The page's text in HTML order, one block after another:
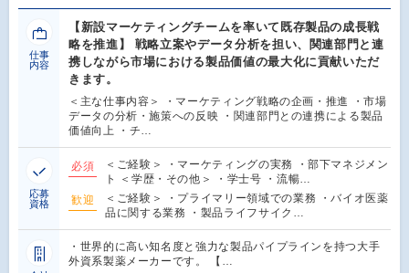
仕事
内容
【新設マーケティングチームを率いて既存製品の成長戦
略を推進】 戦略立案やデータ分析を担い、関連部門と連
携しながら市場における製品価値の最大化に貢献いただ
きます。
＜主な仕事内容＞ ・マーケティング戦略の企画・推進 ・市場
データの分析・施策への反映 ・関連部門との連携による製品
価値向上 ・チ…
応募
資格
必須
＜ご経験＞ ・マーケティングの実務 ・部下マネジメン
ト ＜学歴・その他＞ ・学士号 ・流暢…
歓迎
＜ご経験＞ ・プライマリー領域での業務 ・バイオ医薬
品に関する業務 ・製品ライフサイク…
・世界的に高い知名度と強力な製品パイプラインを持つ大手
外資系製薬メーカーです。 【…